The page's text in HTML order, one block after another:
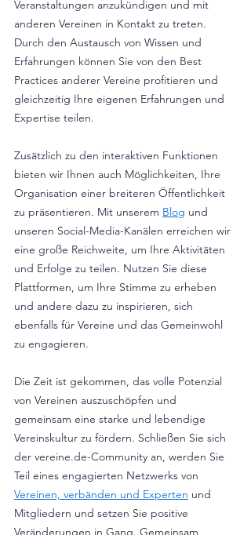
Veranstaltungen anzukündigen und mit
anderen Vereinen in Kontakt zu treten.
Durch den Austausch von Wissen und
Erfahrungen können Sie von den Best
Practices anderer Vereine profitieren und
gleichzeitig Ihre eigenen Erfahrungen und
Expertise teilen.
Zusätzlich zu den interaktiven Funktionen
bieten wir Ihnen auch Möglichkeiten, Ihre
Organisation einer breiteren Öffentlichkeit
zu präsentieren. Mit unserem Blog und
unseren Social-Media-Kanälen erreichen wir
eine große Reichweite, um Ihre Aktivitäten
und Erfolge zu teilen. Nutzen Sie diese
Plattformen, um Ihre Stimme zu erheben
und andere dazu zu inspirieren, sich
ebenfalls für Vereine und das Gemeinwohl
zu engagieren.
Die Zeit ist gekommen, das volle Potenzial
von Vereinen auszuschöpfen und
gemeinsam eine starke und lebendige
Vereinskultur zu fördern. Schließen Sie sich
der vereine.de-Community an, werden Sie
Teil eines engagierten Netzwerks von
Vereinen, verbänden und Experten und
Mitgliedern und setzen Sie positive
Veränderungen in Gang. Gemeinsam